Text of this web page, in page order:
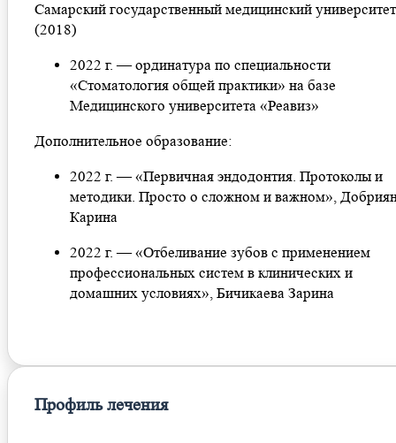
Самарский государственный медицинский университет
(2018)
2022 г. — ординатура по специальности
«Стоматология общей практики» на базе
Медицинского университета «Реавиз»
Дополнительное образование:
2022 г. — «Первичная эндодонтия. Протоколы и
методики. Просто о сложном и важном»,
Карина
2022 г. — «Отбеливание зубов с применением
профессиональных систем в клинических и
домашних условиях», Бичикаева Зарина
Профиль лечения